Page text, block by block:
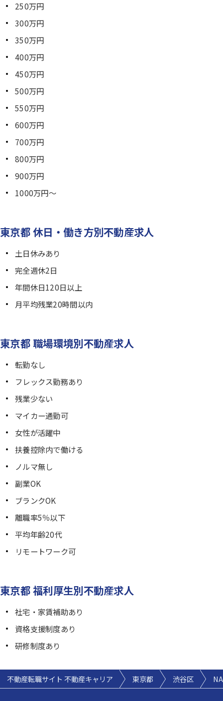
250万円
300万円
350万円
400万円
450万円
500万円
550万円
600万円
700万円
800万円
900万円
1000万円～
東京都 休日・働き方別不動産求人
土日休みあり
完全週休2日
年間休日120日以上
月平均残業20時間以内
東京都 職場環境別不動産求人
転勤なし
フレックス勤務あり
残業少ない
マイカー通勤可
女性が活躍中
扶養控除内で働ける
ノルマ無し
副業OK
ブランクOK
離職率5％以下
平均年齢20代
リモートワーク可
東京都 福利厚生別不動産求人
社宅・家賃補助あり
資格支援制度あり
研修制度あり
不動産転職サイト 不動産キャリア 東京都 渋谷区